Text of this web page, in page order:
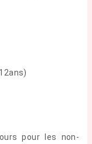
pour les non-